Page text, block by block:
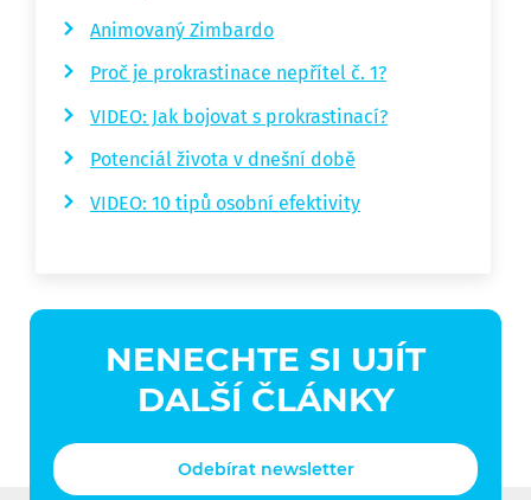
Animovaný Zimbardo
Proč je prokrastinace nepřítel č. 1?
VIDEO: Jak bojovat s prokrastinací?
Potenciál života v dnešní době
VIDEO: 10 tipů osobní efektivity
NENECHTE SI UJÍT
DALŠÍ ČLÁNKY
Odebírat newsletter